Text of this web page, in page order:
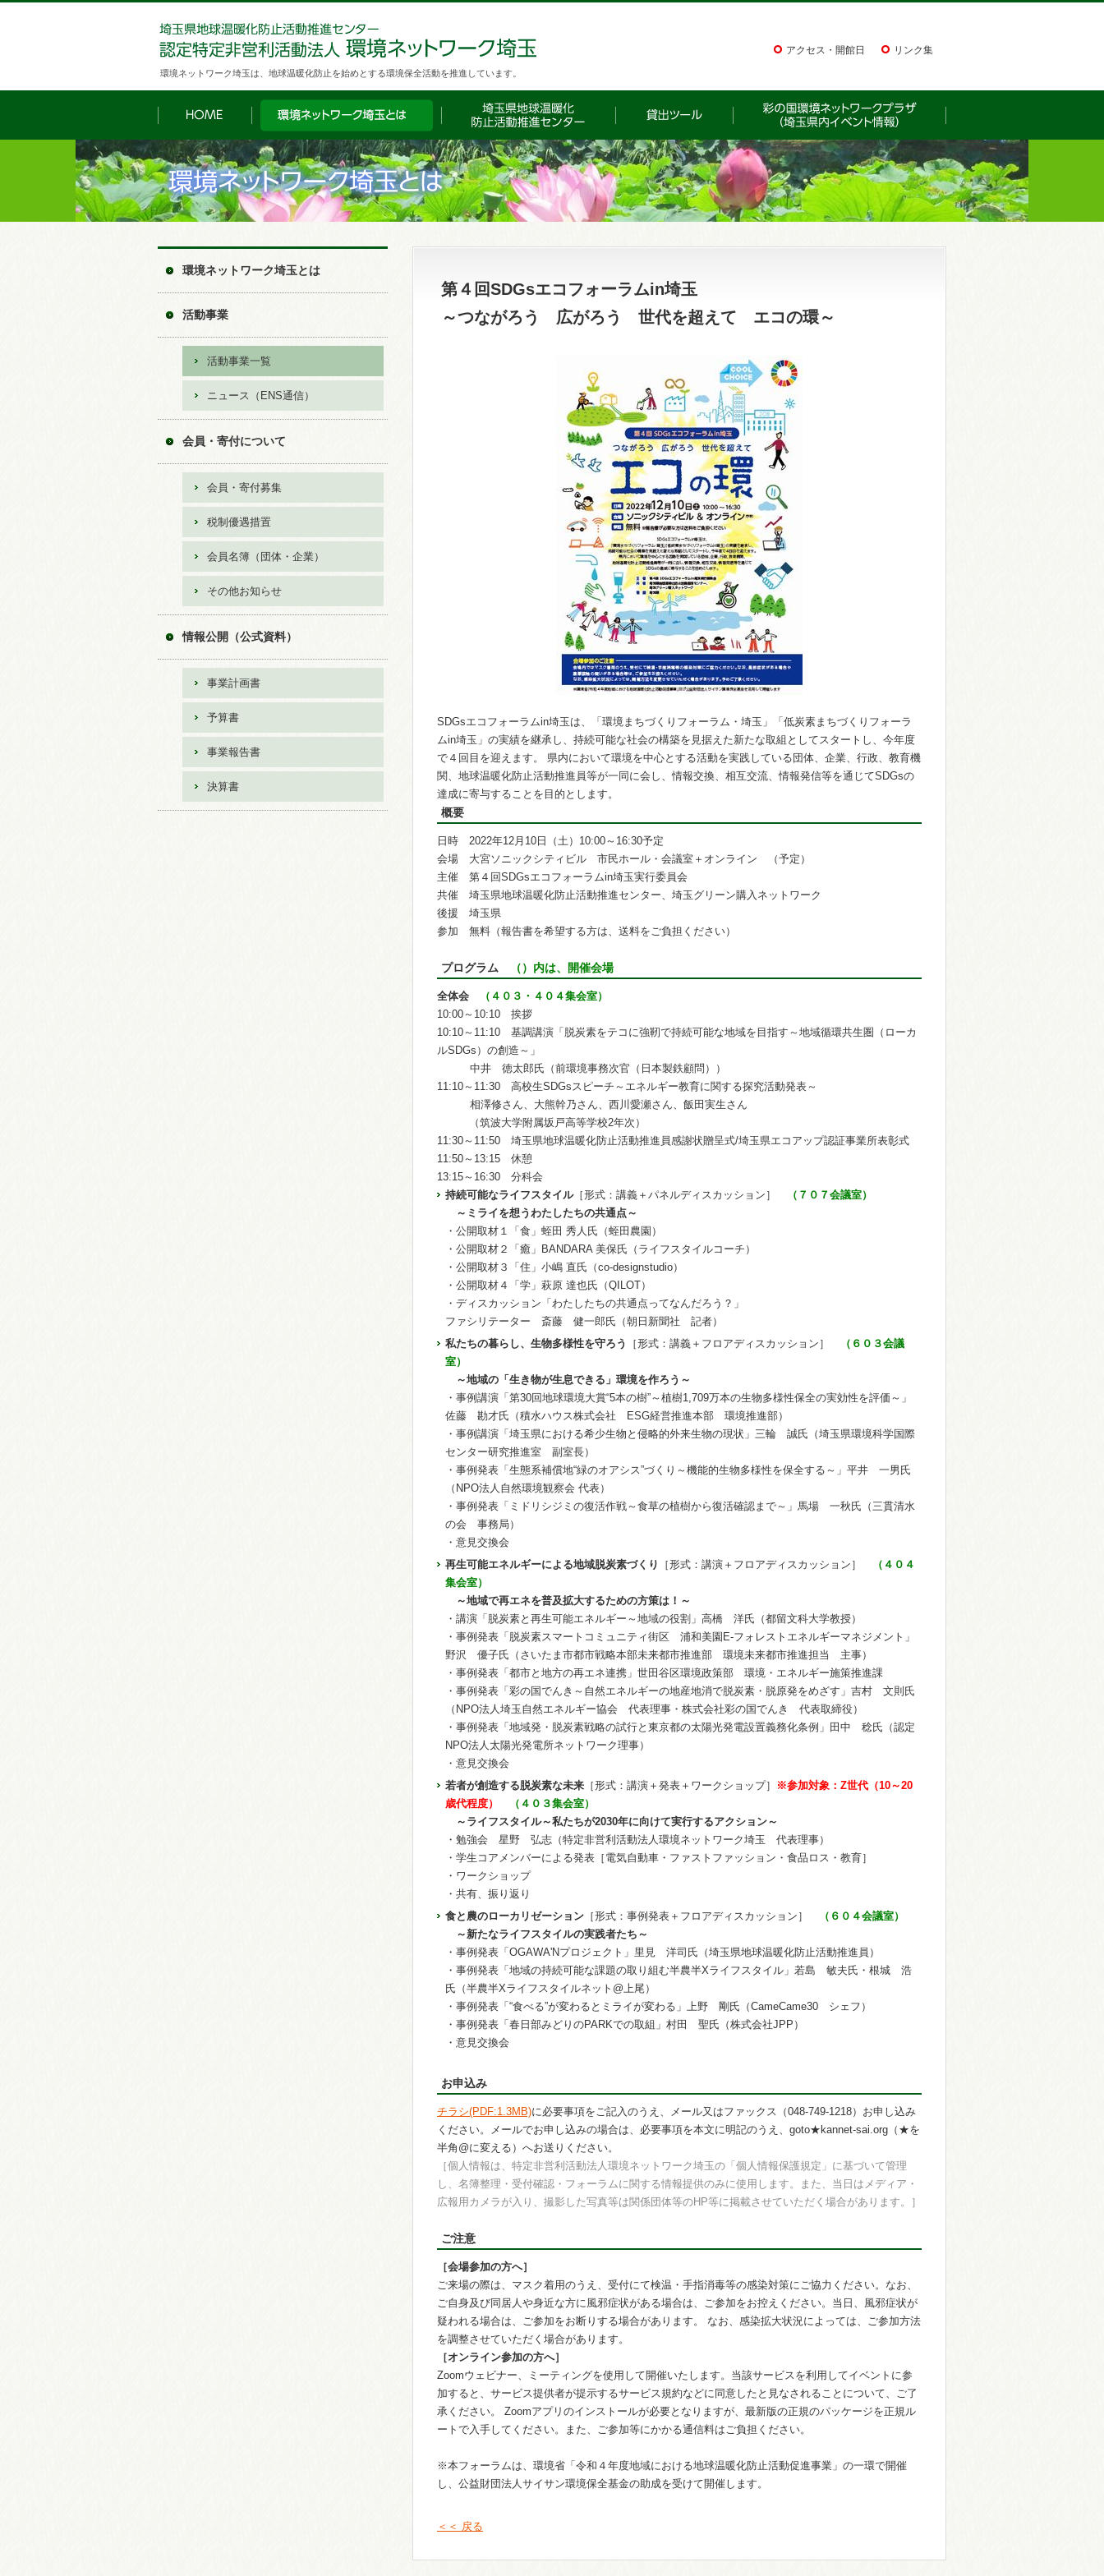
環境ネットワーク埼玉は、地球温暖化防止を始めとする環境保全活動を推進しています。
アクセス・開館日 リンク集
第４回SDGsエコフォーラムin埼玉
～つながろう 広がろう 世代を超えて エコの環～
SDGsエコフォーラムin埼玉は、「環境まちづくりフォーラム・埼玉」「低炭素まちづくりフォーラ
ムin埼玉」の実績を継承し、持続可能な社会の構築を見据えた新たな取組としてスタートし、今年度
で４回目を迎えます。 県内において環境を中心とする活動を実践している団体、企業、行政、教育機
関、地球温暖化防止活動推進員等が一同に会し、情報交換、相互交流、情報発信等を通じてSDGsの
達成に寄与することを目的とします。
概要
日時 2022年12月10日（土）10:00～16:30予定
会場 大宮ソニックシティビル 市民ホール・会議室＋オンライン （予定）
主催 第４回SDGsエコフォーラムin埼玉実行委員会
共催 埼玉県地球温暖化防止活動推進センター、埼玉グリーン購入ネットワーク
後援 埼玉県
参加 無料（報告書を希望する方は、送料をご負担ください）
プログラム （）内は、開催会場
全体会
（４０３・４０４集会室）
10:00～10:10 挨拶
10:10～11:10 基調講演「脱炭素をテコに強靭で持続可能な地域を目指す～地域循環共生圏（ローカ
ルSDGs）の創造～」
中井 徳太郎氏（前環境事務次官（日本製鉄顧問））
11:10～11:30 高校生SDGsスピーチ～エネルギー教育に関する探究活動発表～
相澤修さん、大熊幹乃さん、西川愛瀬さん、飯田実生さん
（筑波大学附属坂戸高等学校2年次）
11:30～11:50 埼玉県地球温暖化防止活動推進員感謝状贈呈式/埼玉県エコアップ認証事業所表彰式
11:50～13:15 休憩
13:15～16:30 分科会
持続可能なライフスタイル［形式：講義＋パネルディスカッション］
（７０７会議室）
～ミライを想うわたしたちの共通点～
・公開取材１「食」蛭田 秀人氏（蛭田農園）
・公開取材２「癒」BANDARA 美保氏（ライフスタイルコーチ）
・公開取材３「住」小嶋 直氏（co-designstudio）
・公開取材４「学」萩原 達也氏（QILOT）
・ディスカッション「わたしたちの共通点ってなんだろう？」
ファシリテーター 斎藤 健一郎氏（朝日新聞社 記者）
私たちの暮らし、生物多様性を守ろう
［形式：講義＋フロアディスカッション］
（６０３会議
室）
～地域の「生き物が生息できる」環境を作ろう～
・事例講演「第30回地球環境大賞“5本の樹”～植樹1,709万本の生物多様性保全の実効性を評価～」
佐藤 勘才氏（積水ハウス株式会社 ESG経営推進本部 環境推進部）
・事例講演「埼玉県における希少生物と侵略的外来生物の現状」三輪 誠氏（埼玉県環境科学国際
センター研究推進室 副室長）
・事例発表「生態系補償地“緑のオアシス”づくり～機能的生物多様性を保全する～」平井 一男氏
（NPO法人自然環境観察会 代表）
・事例発表「ミドリシジミの復活作戦～食草の植樹から復活確認まで～」馬場 一秋氏（三貫清水
の会 事務局）
・意見交換会
再生可能エネルギーによる地域脱炭素づくり
［形式：講演＋フロアディスカッション］
（４０４
集会室）
～地域で再エネを普及拡大するための方策は！～
・講演「脱炭素と再生可能エネルギー～地域の役割」高橋 洋氏（都留文科大学教授）
・事例発表「脱炭素スマートコミュニティ街区 浦和美園E-フォレストエネルギーマネジメント」
野沢 優子氏（さいたま市都市戦略本部未来都市推進部 環境未来都市推進担当 主事）
・事例発表「都市と地方の再エネ連携」世田谷区環境政策部 環境・エネルギー施策推進課
・事例発表「彩の国でんき～自然エネルギーの地産地消で脱炭素・脱原発をめざす」吉村 文則氏
（NPO法人埼玉自然エネルギー協会 代表理事・株式会社彩の国でんき 代表取締役）
・事例発表「地域発・脱炭素戦略の試行と東京都の太陽光発電設置義務化条例」田中 稔氏（認定
NPO法人太陽光発電所ネットワーク理事）
・意見交換会
若者が創造する脱炭素な未来 ［形式：講演＋発表＋ワークショップ］
※参加対象：Z世代（10～20
歳代程度）
（４０３集会室）
～ライフスタイル～私たちが2030年に向けて実行するアクション～
・勉強会 星野 弘志（特定非営利活動法人環境ネットワーク埼玉 代表理事）
・学生コアメンバーによる発表［電気自動車・ファストファッション・食品ロス・教育］
・ワークショップ
・共有、振り返り
食と農のローカリゼーション ［形式：事例発表＋フロアディスカッション］
（６０４会議室）
～新たなライフスタイルの実践者たち～
・事例発表「OGAWA'Nプロジェクト」里見 洋司氏（埼玉県地球温暖化防止活動推進員）
・事例発表「地域の持続可能な課題の取り組む半農半Xライフスタイル」若島 敏夫氏・根城 浩
氏（半農半Xライフスタイルネット@上尾）
・事例発表「“食べる”が変わるとミライが変わる」上野 剛氏（CameCame30 シェフ）
・事例発表「春日部みどりのPARKでの取組」村田 聖氏（株式会社JPP）
・意見交換会
お申込み
チラシ(PDF:1.3MB)に必要事項をご記入のうえ、メール又はファックス（048-749-1218）お申し込み
ください。メールでお申し込みの場合は、必要事項を本文に明記のうえ、goto★kannet-sai.org（★を
半角@に変える）へお送りください。
［個人情報は、特定非営利活動法人環境ネットワーク埼玉の「個人情報保護規定」に基づいて管理
し、名簿整理・受付確認・フォーラムに関する情報提供のみに使用します。また、当日はメディア・
広報用カメラが入り、撮影した写真等は関係団体等のHP等に掲載させていただく場合があります。］
ご注意
［会場参加の方へ］
ご来場の際は、マスク着用のうえ、受付にて検温・手指消毒等の感染対策にご協力ください。なお、
ご自身及び同居人や身近な方に風邪症状がある場合は、ご参加をお控えください。当日、風邪症状が
疑われる場合は、ご参加をお断りする場合があります。 なお、感染拡大状況によっては、ご参加方法
を調整させていただく場合があります。
［オンライン参加の方へ］
Zoomウェビナー、ミーティングを使用して開催いたします。当該サービスを利用してイベントに参
加すると、サービス提供者が提示するサービス規約などに同意したと見なされることについて、ご了
承ください。 Zoomアプリのインストールが必要となりますが、最新版の正規のパッケージを正規ル
ートで入手してください。また、ご参加等にかかる通信料はご負担ください。
※本フォーラムは、環境省「令和４年度地域における地球温暖化防止活動促進事業」の一環で開催
し、公益財団法人サイサン環境保全基金の助成を受けて開催します。
＜＜ 戻る
環境ネットワーク埼玉とは
活動事業
活動事業一覧
ニュース（ENS通信）
会員・寄付について
会員・寄付募集
税制優遇措置
会員名簿（団体・企業）
その他お知らせ
情報公開（公式資料）
事業計画書
予算書
事業報告書
決算書